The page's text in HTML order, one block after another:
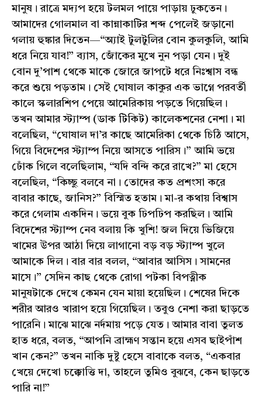
মানুষ। রাত্রে মদ্যপ হয়ে টলমল পায়ে পাড়ায় ঢুকতেন।
আমাদের গোলমাল বা কান্নাকাটির শব্দ পেলেই জড়ানো
গলায় হুঙ্কার দিতেন—“অ্যাই টুলটুলির বোন কুলকুলি, আমি
ধরে নিয়ে যাব!” ব্যাস, জোঁকের মুখে নুন পড়া যেন। দুই
বোন দু’পাশ থেকে মাকে জোরে জাপটে ধরে নিঃশ্বাস বন্ধ
করে শুয়ে পড়তাম। সেই ঘোষাল কাকুর এক ভাগ্নে পরবর্তী
কালে স্কলারশিপ পেয়ে আমেরিকায় পড়তে গিয়েছিল।
তখন আমার স্ট্যাম্প (ডাক টিকিট) কালেকশনের নেশা। মা
বলেছিল, “ঘোষাল দা’র কাছে আমেরিকা থেকে চিঠি আসে,
গিয়ে বিদেশের স্ট্যাম্প নিয়ে আসতে পারিস।” আমি ভয়ে
ঢোঁক গিলে বলেছিলাম, “যদি বন্দি করে রাখে?” মা হেসে
বলেছিল, “কিচ্ছু বলবে না। তোদের কত প্রশংসা করে
বাবার কাছে, জানিস?” বিস্মিত হতাম। মা-র কথায় বিশ্বাস
করে গেলাম একদিন। ভয়ে বুক ঢিপঢিপ করছিল। আমি
বিদেশের স্ট্যাম্প নেব বলায় কি খুশি! জল দিয়ে ভিজিয়ে
খামের উপর আঠা দিয়ে লাগানো বড় বড় স্ট্যাম্প খুলে
আমাকে দিল। বার বার বলল, “আবার আসিস। সামনের
মাসে।” সেদিন কাছ থেকে রোগা পটকা বিপত্নীক
মানুষটাকে দেখে কেমন যেন মায়া হয়েছিল। শেষের দিকে
শরীর আরও খারাপ হয়ে গিয়েছিল। তবুও নেশা করা ছাড়তে
পারেনি। মাঝে মাঝে নর্দমায় পড়ে যেত। আমার বাবা তুলত
হাত ধরে, বলত, “আপনি ব্রাহ্মণ সন্তান হয়ে এসব ছাইপাঁশ
খান কেন?” তখন নাকি দুষ্টু হেসে বাবাকে বলত, “একবার
খেয়ে দেখো চক্কোত্তি দা, তাহলে তুমিও বুঝবে, কেন ছাড়তে
পারি না!”